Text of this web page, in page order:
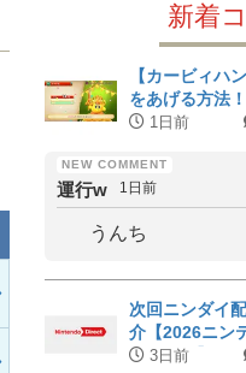
新着
【カービィハ
をあげる方法！
1日前
運行w 1日前
うんち
次回ニンダイ
介【2026ニン
期まとめ】
3日前